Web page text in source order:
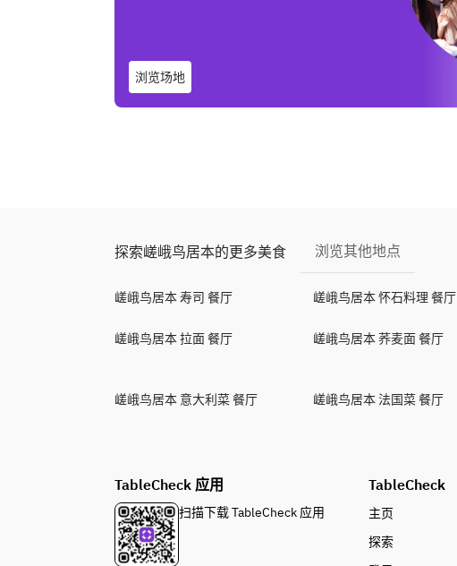
浏览场地
探索嵯峨鸟居本的更多美食 浏览其他地点
嵯峨鸟居本 寿司 餐厅 嵯峨鸟居本 怀石料理 餐厅
嵯峨鸟居本 拉面 餐厅 嵯峨鸟居本 荞麦面 餐厅
嵯峨鸟居本 意大利菜 餐厅 嵯峨鸟居本 法国菜 餐厅
TableCheck 应用
扫描下载 TableCheck 应用
TableCheck
主页
探索